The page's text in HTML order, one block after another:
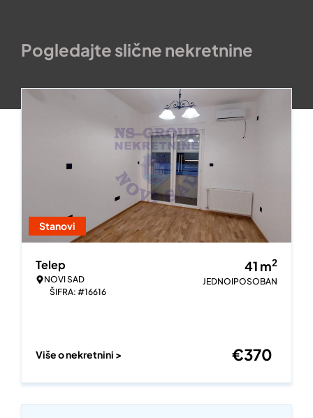
Pogledajte slične nekretnine
Stanovi
Telep
NOVI SAD
ŠIFRA: #16616
41 m2
JEDNOIPOSOBAN
Više o nekretnini > €370